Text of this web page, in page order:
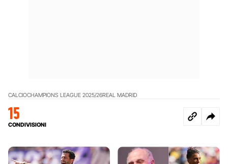
CALCIOCHAMPIONS LEAGUE 2025/26REAL MADRID
15
CONDIVISIONI